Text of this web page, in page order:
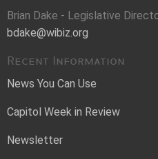
Brian Dake - Legislative
bdake@wibiz.org
Recent Information
News You Can Use
Capitol Week in Review
Newsletter